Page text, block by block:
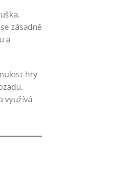
zásadně
a
hry
využívá